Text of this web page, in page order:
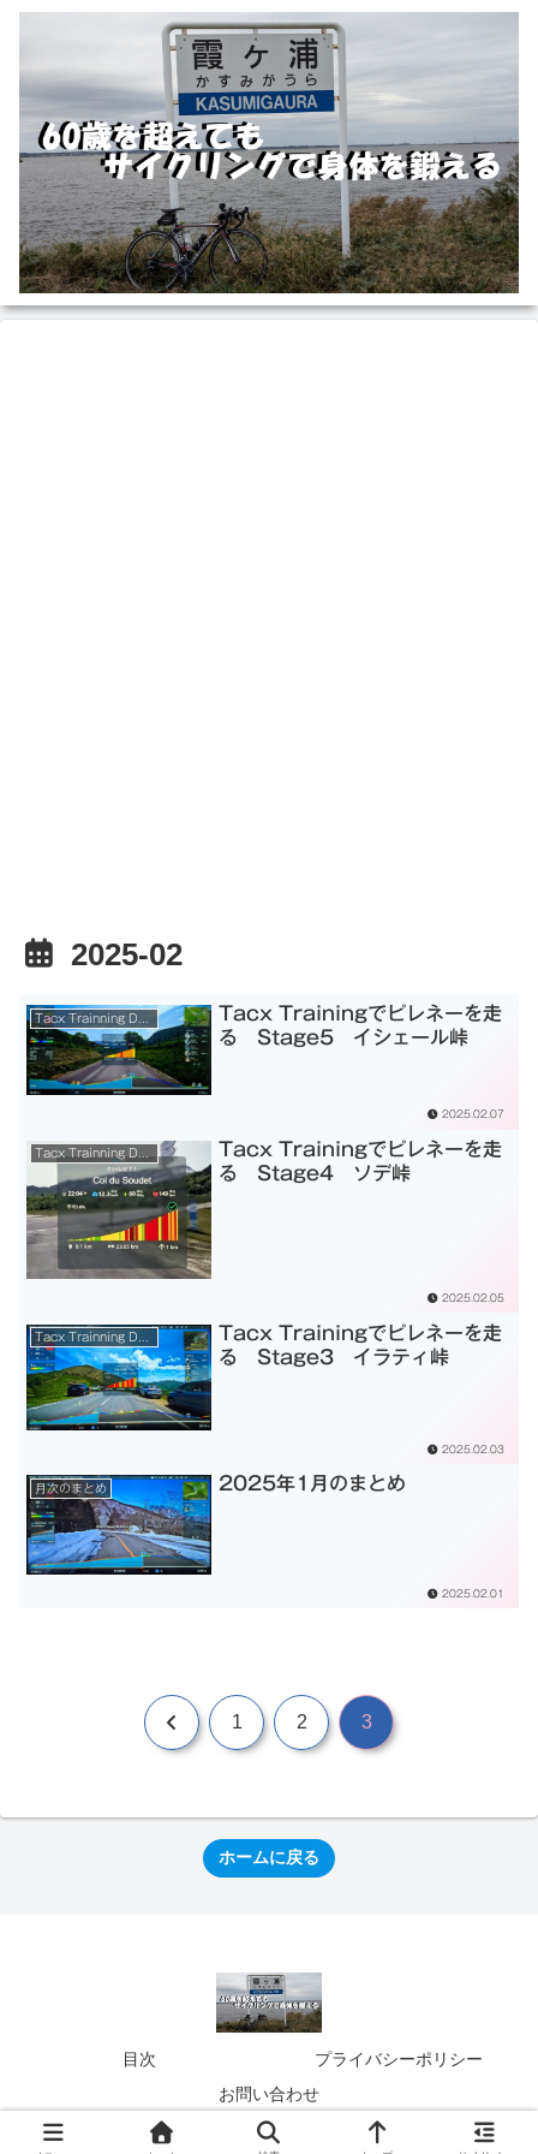
2025-02
Tacx Trainingでピレネーを走
る Stage5 イシェール峠
2025.02.07
Tacx Trainingでピレネーを走
る Stage4 ソデ峠
2025.02.05
Tacx Trainingでピレネーを走
る Stage3 イラティ峠
2025.02.03
月次のまとめ 2025年1月のまとめ
2025.02.01
前 1 2 3
ホームに戻る
目次
プライバシーポリシー
お問い合わせ
© 2024 ６０歳を超えてもサイクリングで身体を鍛える.